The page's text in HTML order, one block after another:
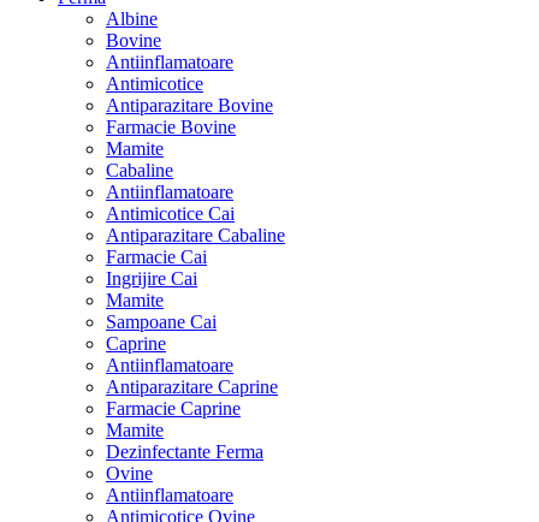
Albine
Bovine
Antiinflamatoare
Antimicotice
Antiparazitare Bovine
Farmacie Bovine
Mamite
Cabaline
Antiinflamatoare
Antimicotice Cai
Antiparazitare Cabaline
Farmacie Cai
Ingrijire Cai
Mamite
Sampoane Cai
Caprine
Antiinflamatoare
Antiparazitare Caprine
Farmacie Caprine
Mamite
Dezinfectante Ferma
Ovine
Antiinflamatoare
Antimicotice Ovine